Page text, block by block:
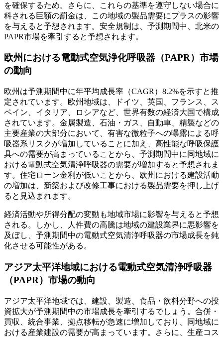
を確保するため。さらに、これらの基準を遵守しない場合に
科される巨額の罰金は、この地域の製品需要にプラスの影響
を与えると予想されます。安全規制は、予測期間中、北米の
PAPR市場を牽引すると予想されます。
欧州における電動式空気浄化呼吸器（PAPR）市場
の動向
欧州は予測期間中に年平均成長率（CAGR）8.2%を示すと推
定されています。欧州地域は、ドイツ、英国、フランス、ス
ペイン、イタリア、ロシアなど、世界有数の経済大国で構成
されています。金属製造、石油・ガス、自動車、精製などの
主要産業の大部分において、有害な微粒子への曝露による呼
吸器系リスクが増加していることに加え、高性能な呼吸保護
具への需要が高まっていることから、予測期間中に同地域に
おける電動式空気清浄呼吸器の需要が増加すると予想されま
す。住宅ローン金利が低いことから、欧州における建設活動
の増加は、新築および改修工事における製品需要を押し上げ
ると見込まれます。
経済活動や所得分配の変動も地域市場に影響を与えると予想
される。しかし、人件費の高騰は地域の建設業界に悪影響を
及ぼし、予測期間中の電動式空気清浄呼吸器の市場成長を鈍
化させる可能性がある。
アジア太平洋地域における電動式空気清浄呼吸器
（PAPR）市場の動向
アジア太平洋地域では、建設、製造、食品・飲料分野への投
資拡大が予測期間中の市場成長を牽引するでしょう。合併・
買収、統合事業、拠点移転が急速に増加しており、同地域に
おける産業建設の需要が高まっています。さらに、生産コス